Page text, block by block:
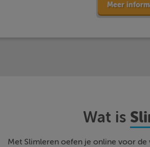
Meer
Wat is
Met Slimleren oefen je online voor